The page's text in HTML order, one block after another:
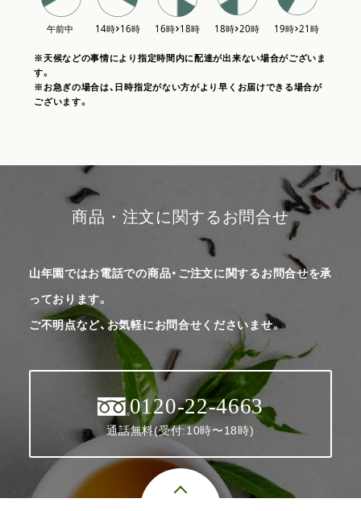
※天候などの事情により指定時間内に配達が出来ない場合がございま
す。
※お急ぎの場合は、日時指定がない方がより早くお届けできる場合が
ございます。
商品・注文に関するお問合せ
山年園ではお電話での商品・ご注文に関するお問合せを承
っております。
ご不明点など、お気軽にお問合せくださいませ。
0120-22-4663
通話無料(受付:10時〜18時)